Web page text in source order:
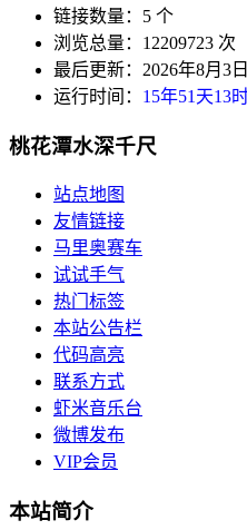
链接数量：5 个
浏览总量：12209723 次
最后更新：2026年8月3日
运行时间： 15年51天13
桃花潭水深千尺
站点地图
友情链接
马里奥赛车
试试手气
热门标签
本站公告栏
代码高亮
联系方式
虾米音乐台
微博发布
VIP会员
本站简介